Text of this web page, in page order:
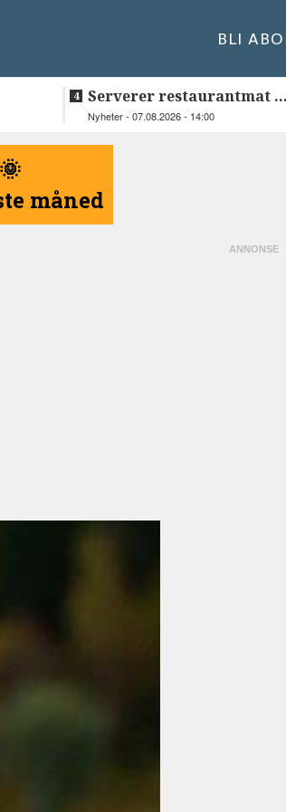
BLI
Serverer restaurantmat til
beboerne
Nyheter - 07.08.2026 - 14:00
måned